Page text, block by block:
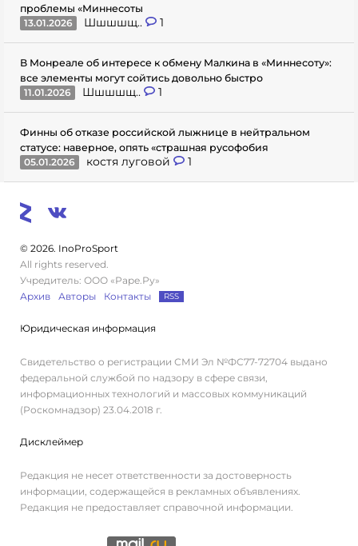
проблемы «Миннесоты
13.01.2026
Шшшшщ.. 1
В Монреале об интересе к обмену Малкина в «Миннесоту»:
все элементы могут сойтись довольно быстро
11.01.2026
Шшшшщ.. 1
Финны об отказе российской лыжнице в нейтральном
статусе: наверное, опять «страшная русофобия
05.01.2026
костя луговой 1
© 2026. InoProSport
All rights reserved.
Учредитель: ООО «Раре.Ру»
Архив
Авторы Контакты RSS
Юридическая информация
Свидетельство о регистрации СМИ Эл №ФС77-72704 выдано
федеральной службой по надзору в сфере связи,
информационных технологий и массовых коммуникаций
(Роскомнадзор) 23.04.2018 г.
Дисклеймер
Редакция не несет ответственности за достоверность
информации, содержащейся в рекламных объявлениях.
Редакция не предоставляет справочной информации.